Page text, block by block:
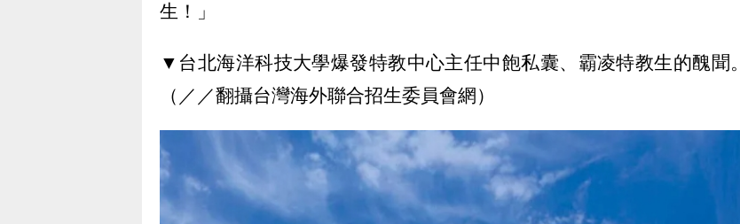
生！」
▼台北海洋科技大學爆發特教中心主任中飽私囊、霸凌特教生的醜聞。
（／／翻攝台灣海外聯合招生委員會網）